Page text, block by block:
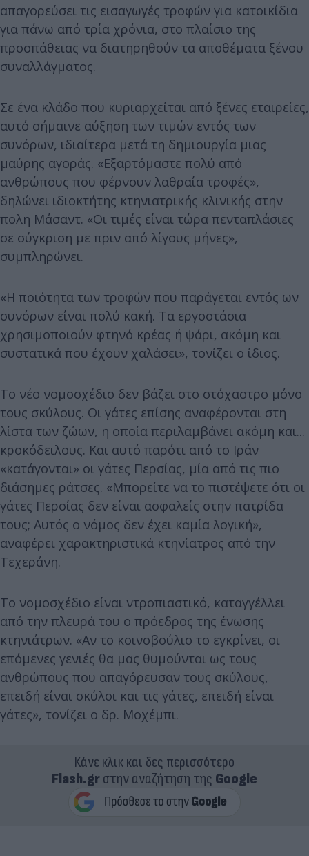
απαγορεύσει τις εισαγωγές τροφών για κατοικίδια
για πάνω από τρία χρόνια, στο πλαίσιο της
προσπάθειας να διατηρηθούν τα αποθέματα ξένου
συναλλάγματος.
Σε ένα κλάδο που κυριαρχείται από ξένες εταιρείες,
αυτό σήμαινε αύξηση των τιμών εντός των
συνόρων, ιδιαίτερα μετά τη δημιουργία μιας
μαύρης αγοράς. «Εξαρτόμαστε πολύ από
ανθρώπους που φέρνουν λαθραία τροφές»,
δηλώνει ιδιοκτήτης κτηνιατρικής κλινικής στην
πολη Μάσαντ. «Οι τιμές είναι τώρα πενταπλάσιες
σε σύγκριση με πριν από λίγους μήνες»,
συμπληρώνει.
«Η ποιότητα των τροφών που παράγεται εντός ων
συνόρων είναι πολύ κακή. Τα εργοστάσια
χρησιμοποιούν φτηνό κρέας ή ψάρι, ακόμη και
συστατικά που έχουν χαλάσει», τονίζει ο ίδιος.
Το νέο νομοσχέδιο δεν βάζει στο στόχαστρο μόνο
τους σκύλους. Οι γάτες επίσης αναφέρονται στη
λίστα των ζώων, η οποία περιλαμβάνει ακόμη και...
κροκόδειλους. Και αυτό παρότι από το Ιράν
«κατάγονται» οι γάτες Περσίας, μία από τις πιο
διάσημες ράτσες. «Μπορείτε να το πιστέψετε ότι οι
γάτες Περσίας δεν είναι ασφαλείς στην πατρίδα
τους; Αυτός ο νόμος δεν έχει καμία λογική»,
αναφέρει χαρακτηριστικά κτηνίατρος από την
Τεχεράνη.
Το νομοσχέδιο είναι ντροπιαστικό, καταγγέλλει
από την πλευρά του ο πρόεδρος της ένωσης
κτηνιάτρων. «Αν το κοινοβούλιο το εγκρίνει, οι
επόμενες γενιές θα μας θυμούνται ως τους
ανθρώπους που απαγόρευσαν τους σκύλους,
επειδή είναι σκύλοι και τις γάτες, επειδή είναι
γάτες», τονίζει ο δρ. Μοχέμπι.
Κάνε κλικ και δες περισσότερο
Flash.grστην αναζήτηση της Google